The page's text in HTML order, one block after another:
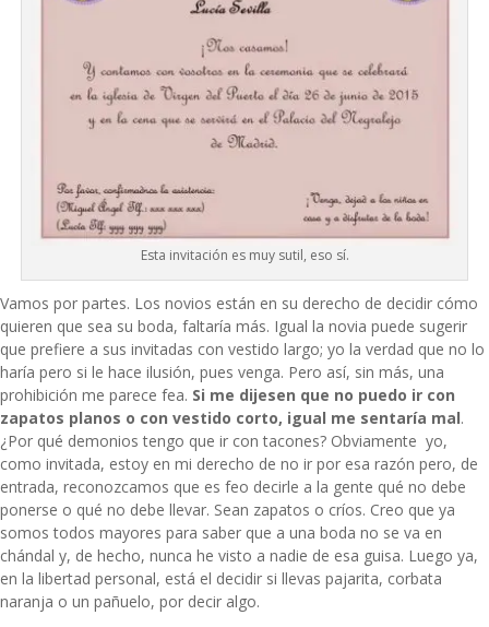
Esta invitación es muy sutil, eso sí.
Vamos por partes. Los novios están en su derecho de decidir cómo
quieren que sea su boda, faltaría más. Igual la novia puede sugerir
que prefiere a sus invitadas con vestido largo; yo la verdad que no lo
haría pero si le hace ilusión, pues venga. Pero así, sin más, una
prohibición me parece fea. Si me dijesen que no puedo ir con
zapatos planos o con vestido corto, igual me sentaría mal.
¿Por qué demonios tengo que ir con tacones? Obviamente yo,
como invitada, estoy en mi derecho de no ir por esa razón pero, de
entrada, reconozcamos que es feo decirle a la gente qué no debe
ponerse o qué no debe llevar. Sean zapatos o críos. Creo que ya
somos todos mayores para saber que a una boda no se va en
chándal y, de hecho, nunca he visto a nadie de esa guisa. Luego ya,
en la libertad personal, está el decidir si llevas pajarita, corbata
naranja o un pañuelo, por decir algo.